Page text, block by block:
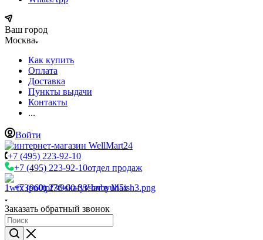
Ваш город
Москва
Как купить
Оплата
Доставка
Пункты выдачи
Контакты
...
Войти
+7 (495) 223-92-10
+7 (495) 223-92-10отдел продаж
+7 (960) 230-00-33Чат в Max
Заказать обратный звонок